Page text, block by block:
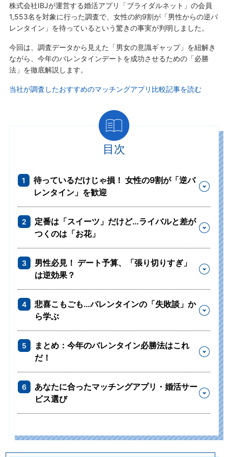
株式会社IBJが運営する婚活アプリ「ブライダルネット」の会員
1,553名を対象に行った調査で、女性の約9割が「男性からの逆バ
レンタイン」を待っているという驚きの事実が判明しました。
今回は、調査データから見えた「男女の意識ギャップ」を紐解き
ながら、今年のバレンタインデートを成功させるための「必勝
法」を徹底解説します。
当社が調査したおすすめのマッチングアプリ比較記事を読む
目次
1
待っているだけじゃ損！ 女性の9割が「逆バ
レンタイン」を歓迎
2
定番は「スイーツ」だけど…ライバルと差が
つくのは「お花」
3
男性必見！ デート予算、「張り切りすぎ」
は逆効果？
4
悲喜こもごも…バレンタインの「失敗談」か
ら学ぶ
5
まとめ：今年のバレンタイン必勝法はこれ
だ！
6
あなたに合ったマッチングアプリ・婚活サー
ビス選び